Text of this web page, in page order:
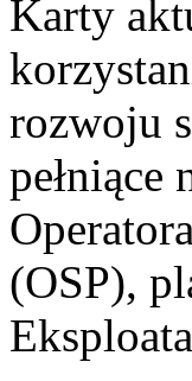
Karty
rozwoju
pełniące
(OSP),